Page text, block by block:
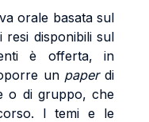
orale basata sul
resi disponibili sul
è offerta, in
un paperdi
o di gruppo, che
I temi e le